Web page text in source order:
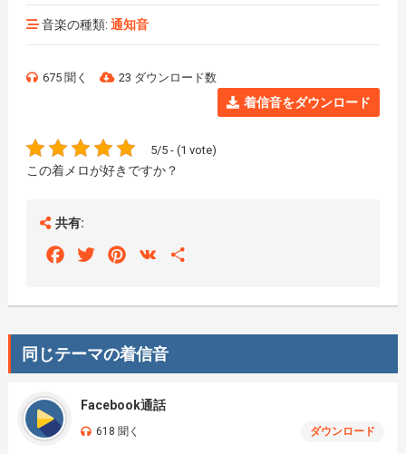
音楽の種類: 通知音
675 聞く 23 ダウンロード数
着信音をダウンロード
5/5 - (1 vote)
この着メロが好きですか？
共有:
FacebookTwitterPinterest
VK
同じテーマの着信音
Facebook通話
618 聞く ダウンロード